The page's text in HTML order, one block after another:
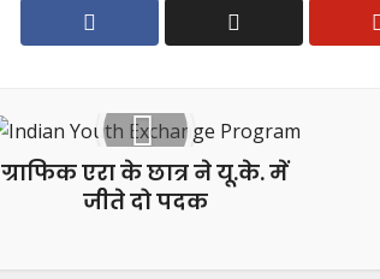
ग्राफिक एरा के छात्र ने यू.के. में
जीते दो पदक